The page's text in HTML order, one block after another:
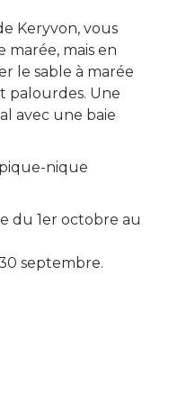
Keryvon, vous
marée, mais en
le sable à marée
palourdes. Une
avec une baie
nique
du 1er octobre au
septembre.